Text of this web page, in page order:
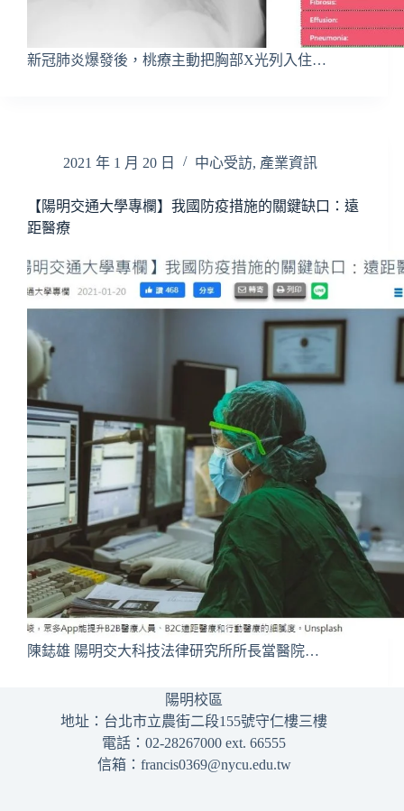
新冠肺炎爆發後，桃療主動把胸部X光列入住…
2021 年 1 月 20 日 中心受訪, 產業資訊
【陽明交通大學專欄】我國防疫措施的關鍵缺口：遠
距醫療
陳鋕雄 陽明交大科技法律研究所所長當醫院…
陽明校區
地址：台北市立農街二段155號守仁樓三樓
電話：02-28267000 ext. 66555
信箱：francis0369@nycu.edu.tw